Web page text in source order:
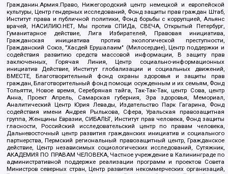
Гражданин.Армия.Право, Нижегородский центр немецкой и европейской
культуры, Центр гендерных исследований, Фонд защиты прав граждан Штаб,
Институт права и публичной политики, Фонд борьбы с коррупцией, Альянс
врачей, НАСИЛИЮ.НЕТ, Мы против СПИДа, СВЕЧА, Открытый Петербург,
Гуманитарное действие, Лига Избирателей, Правовая инициатива,
Гражданская инициатива против экологической преступности,
Гражданский Союз, "Хасдей Ерушалаим" (Милосердие), Центр поддержки и
содействия развитию средств массовой информации, В защиту прав
заключенных, Горячая Линия, Центр социально-информационных
инициатив Действие, Институт глобализации и социальных движений,
ВМЕСТЕ, Благотворительный фонд охраны здоровья и защиты прав
граждан, Благотворительный фонд помощи осужденным и их семьям, Фонд
Тольятти, Новое время, Серебряная тайга, Так-Так-Так, центр Сова, центр
Анна, Проект Апрель, Самарская губерния, Эра здоровья, Мемориал,
Аналитический Центр Юрия Левады, Издательство Парк Гагарина, Фонд
содействия имени Андрея Рылькова, Сфера, Уральская правозащитная
группа, Женщины Евразии, СИБАЛЬТ, Институт прав человека, Фонд защиты
гласности, Российский исследовательский центр по правам человека,
Дальневосточный центр развития гражданских инициатив и социального
партнерства, Пермский региональный правозащитный центр, Гражданское
действие, Центр независимых социологических исследований, Сутяжник,
АКАДЕМИЯ ПО ПРАВАМ ЧЕЛОВЕКА, Частное учреждение в Калининграде по
административной поддержке реализации программ и проектов Совета
Министров северных стран, Центр развития некоммерческих организаций,